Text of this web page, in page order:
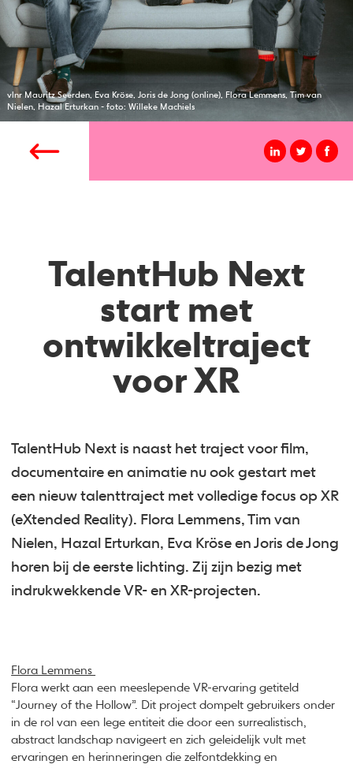
vlnr Mauritz Seerden, Eva Kröse, Joris de Jong (online), Flora Lemmens, Tim van
Nielen, Hazal Erturkan - foto: Willeke Machiels
TalentHub Next
start met
ontwikkeltraject
voor XR
TalentHub Next is naast het traject voor film,
documentaire en animatie nu ook gestart met
een nieuw talenttraject met volledige focus op XR
(eXtended Reality). Flora Lemmens, Tim van
Nielen, Hazal Erturkan, Eva Kröse en Joris de Jong
horen bij de eerste lichting. Zij zijn bezig met
indrukwekkende VR- en XR-projecten.
Flora Lemmens
Flora werkt aan een meeslepende VR-ervaring getiteld
“Journey of the Hollow”. Dit project dompelt gebruikers onder
in de rol van een lege entiteit die door een surrealistisch,
abstract landschap navigeert en zich geleidelijk vult met
ervaringen en herinneringen die zelfontdekking en